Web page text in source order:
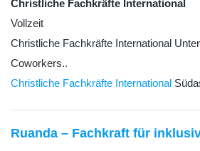
Christliche Fachkräfte International
Vollzeit
Christliche Fachkräfte International
Coworkers..
Christliche Fachkräfte International
Ruanda – Fachkraft für